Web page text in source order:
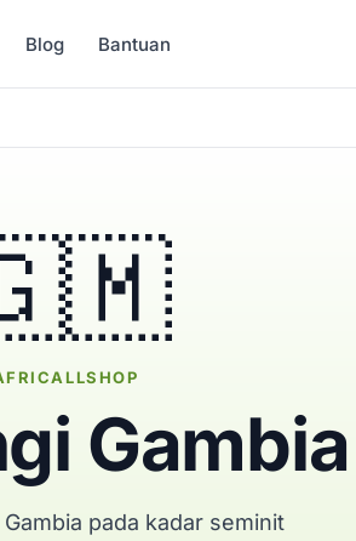
Blog Bantuan
Gambia
pada kadar seminit